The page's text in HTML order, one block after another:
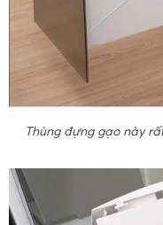
Thùng đựng gạo này